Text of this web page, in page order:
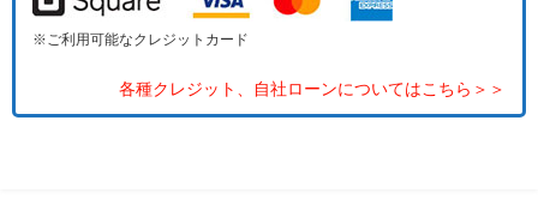
※ご利用可能なクレジットカード
各種クレジット、自社ローンについてはこちら＞＞